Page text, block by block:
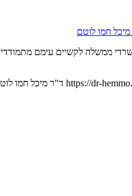
חמו לוטם
ממשלה לקשיים עימם מתמודדים
https://dr- ד"ר מיכל חמו